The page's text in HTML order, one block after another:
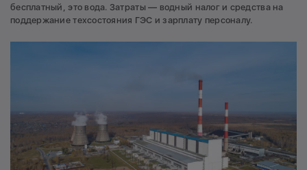
бесплатный, это вода. Затраты — водный налог и средства на
поддержание техсостояния ГЭС и зарплату персоналу.